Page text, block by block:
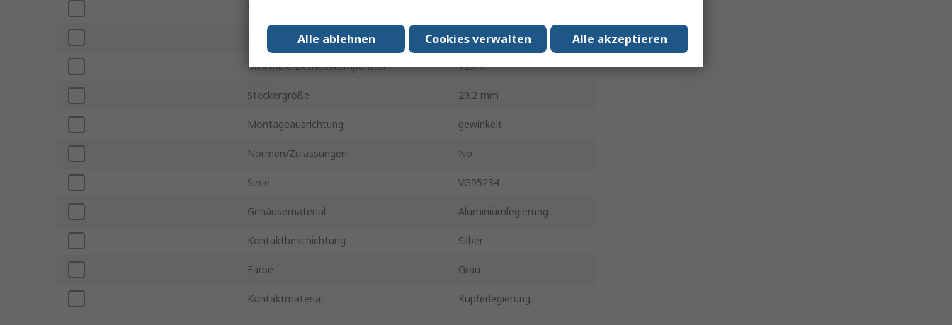
Verbindungstyp
Betriebstemperatur min. -55°C
Maximale Betriebstemperatur 125°C
Steckergröße 29.2 mm
Montageausrichtung gewinkelt
Normen/Zulassungen No
Serie VG95234
Gehäusematerial Aluminiumlegierung
Kontaktbeschichtung Silber
Farbe Grau
Kontaktmaterial Kupferlegierung
Alle akzeptieren
Cookies verwalten
Alle ablehnen